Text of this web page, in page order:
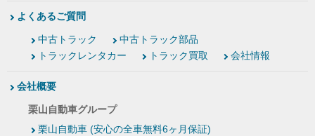
よくあるご質問
中古トラック
中古トラック部品
トラックレンタカー
トラック買取 会社情報
会社概要
栗山自動車グループ
栗山自動車 (安心の全車無料6ヶ月保証)